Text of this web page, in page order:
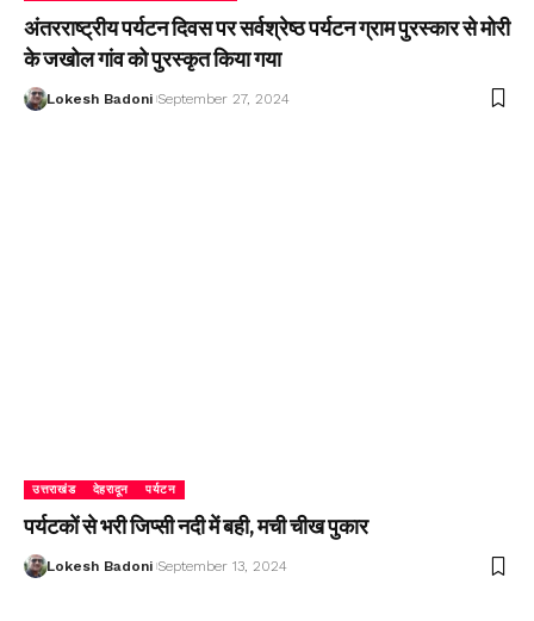
अंतरराष्ट्रीय पर्यटन दिवस पर सर्वश्रेष्ठ पर्यटन ग्राम पुरस्कार से मोरी
के जखोल गांव को पुरस्कृत किया गया
Lokesh Badoni September 27, 2024
उत्तराखंड देहरादून पर्यटन
पर्यटकों से भरी जिप्सी नदी में बही, मची चीख पुकार
Lokesh Badoni September 13, 2024